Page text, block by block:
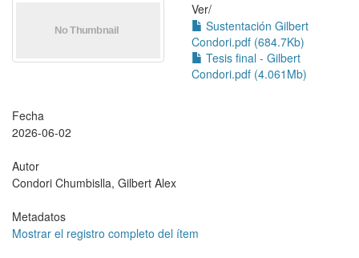
Ver/
Sustentación Gilbert
Condori.pdf (684.7Kb)
Tesis final - Gilbert
Condori.pdf (4.061Mb)
Fecha
2026-06-02
Autor
Condori Chumbislla, Gilbert Alex
Metadatos
Mostrar el registro completo del ítem